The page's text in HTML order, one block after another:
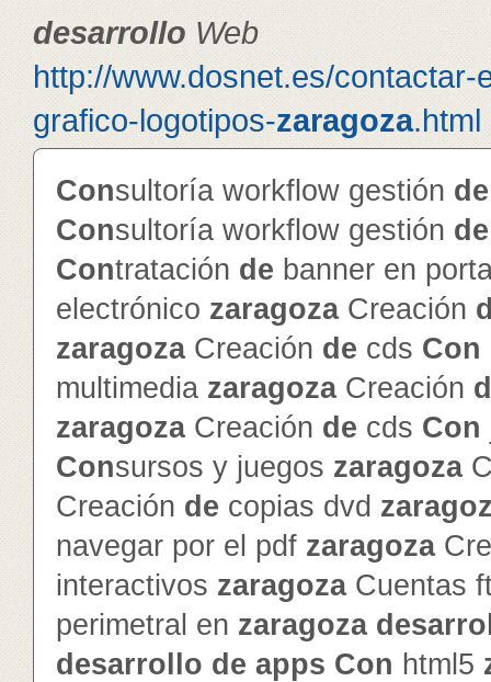
desarrolloWeb
http://www.dosnet.es/contactar-
grafico-logotipos-zaragoza.html
Consultoría workflow gestión de
Consultoría workflow gestión de
Contratación de banner en
electrónico zaragozaCreación
zaragozaCreación de cds Con
multimedia zaragozaCreación
zaragozaCreación de cds Con
Consursos y juegos zaragoza
Creación de copias dvd
navegar por el pdf zaragoza
interactivos zaragozaCuentas
perimetral en zaragoza de
desarrollo de apps Con html5